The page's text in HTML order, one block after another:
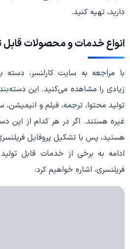
دارید، تهیه کنید.
انواع خدمات و محصولات قابل
با مراجعه به سایت کارلنسر،
زیادی را مشاهده می‌کنید. این
تولید محتوا، ترجمه، فیلم و انیمیشن،
غیره هستند. اگر در هر کدام از این
هستید، پس با تشکیل پروفایل
ادامه به برخی از خدمات قابل
فریلنسری، اشاره خواهیم کرد: